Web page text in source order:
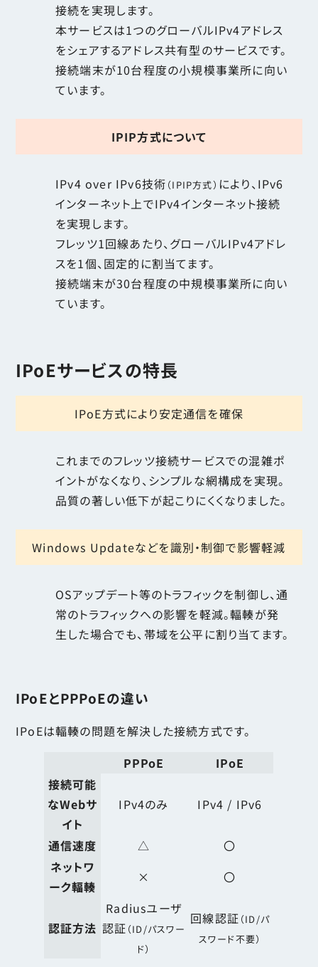
接続を実現します。
本サービスは1つのグローバルIPv4アドレス
をシェアするアドレス共有型のサービスです。
接続端末が10台程度の小規模事業所に向い
ています。
IPIP方式について
IPv4 over IPv6技術 （IPIP方式） により、IPv6
インターネット上でIPv4インターネット接続
を実現します。
フレッツ1回線あたり、グローバルIPv4アドレ
スを1個、固定的に割当てます。
接続端末が30台程度の中規模事業所に向い
ています。
IPoEサービスの特長
IPoE方式により安定通信を確保
これまでのフレッツ接続サービスでの混雑ポ
イントがなくなり、シンプルな網構成を実現。
品質の著しい低下が起こりにくくなりました。
Windows Updateなどを識別・制御で影響軽減
OSアップデート等のトラフィックを制御し、通
常のトラフィックへの影響を軽減。輻輳が発
生した場合でも、帯域を公平に割り当てます。
IPoEとPPPoEの違い
IPoEは輻輳の問題を解決した接続方式です。
PPPoE
IPoE
接続可能
なWebサ
イト
IPv4のみ IPv4 / IPv6
通信速度 △
〇
ネットワ
ーク輻輳
× 〇
認証方法
Radiusユーザ
認証 （ID/パスワー
ド）
回線認証 （ID/パ
スワード不要）